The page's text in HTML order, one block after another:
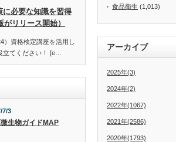
に必要な知識を習得
リリース開始）
）資格検定講座を活用し
立てください！ [e…
7/3
生物ガイドMAP
食品衛生 (1,013)
アーカイブ
2025年(3)
2024年(2)
2022年(1067)
2021年(2586)
2020年(1793)